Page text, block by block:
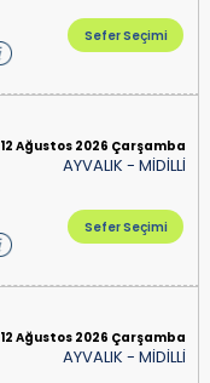
Sefer Seçimi
12 Ağustos 2026 Çarşamba
AYVALIK -MİDİLLİ
Sefer Seçimi
12 Ağustos 2026 Çarşamba
AYVALIK -MİDİLLİ